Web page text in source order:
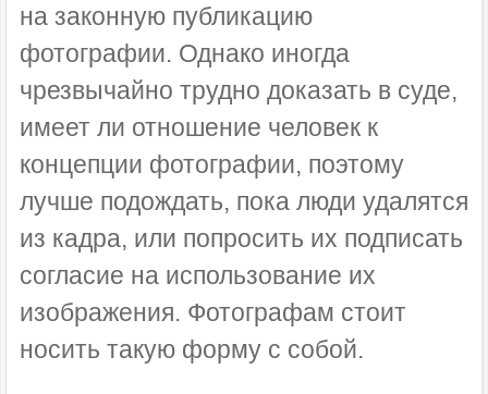
на законную публикацию
фотографии. Однако иногда
чрезвычайно трудно доказать в суде,
имеет ли отношение человек к
концепции фотографии, поэтому
лучше подождать, пока люди удалятся
из кадра, или попросить их подписать
согласие на использование их
изображения. Фотографам стоит
носить такую форму с собой.